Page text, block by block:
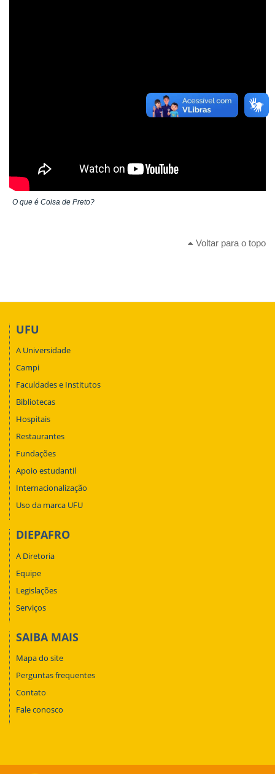
O que é Coisa de Preto?
Voltar para o topo
UFU
A Universidade
Campi
Faculdades e Institutos
Bibliotecas
Hospitais
Restaurantes
Fundações
Apoio estudantil
Internacionalização
Uso da marca UFU
DIEPAFRO
A Diretoria
Equipe
Legislações
Serviços
SAIBA MAIS
Mapa do site
Perguntas frequentes
Contato
Fale conosco